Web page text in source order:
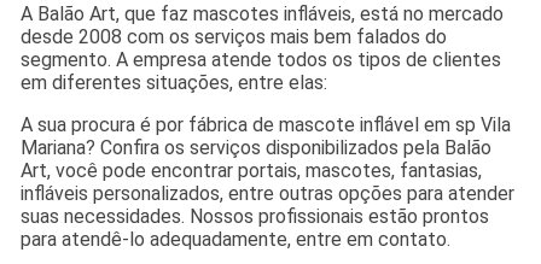
A Balão Art, que faz mascotes infláveis, está no mercado
desde 2008 com os serviços mais bem falados do
segmento. A empresa atende todos os tipos de clientes
em diferentes situações, entre elas:
A sua procura é por fábrica de mascote inflável em sp Vila
Mariana? Confira os serviços disponibilizados pela Balão
Art, você pode encontrar portais, mascotes, fantasias,
infláveis personalizados, entre outras opções para atender
suas necessidades. Nossos profissionais estão prontos
para atendê-lo adequadamente, entre em contato.